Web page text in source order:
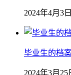
2024年4月3日
毕业生的档
2024年3月25